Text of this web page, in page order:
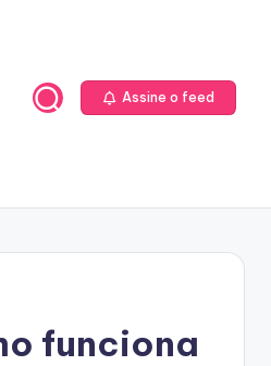
Assine o feed
funciona